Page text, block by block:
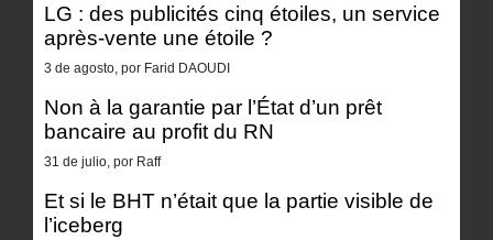
LG : des publicités cinq étoiles, un service
après-vente une étoile ?
3 de agosto, por Farid DAOUDI
Non à la garantie par l’État d’un prêt
bancaire au profit du RN
31 de julio, por Raff
Et si le BHT n’était que la partie visible de
l’iceberg